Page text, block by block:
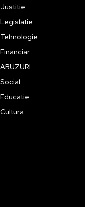
Justitie
Legislatie
Tehnologie
Financiar
ABUZURI
Social
Educatie
Cultura